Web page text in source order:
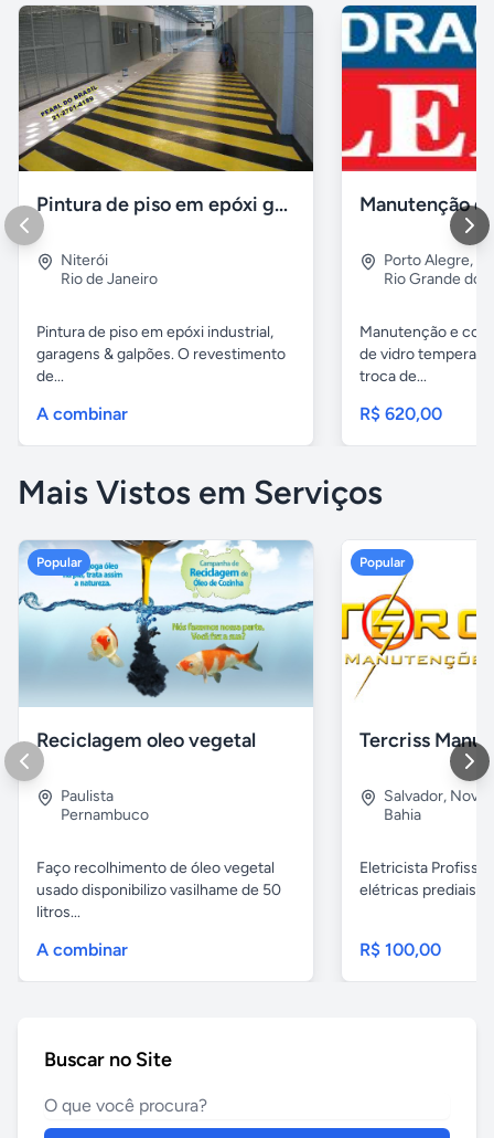
Pintura de piso em epóxi garagens Quadras & galpões
Niterói
Rio de Janeiro
Pintura de piso em epóxi industrial,
garagens & galpões. O revestimento
de...
A combinar
Porto Alegre,
Rio Grande do
Manutenção e
de vidro
troca de...
R$ 620,00
Mais Vistos em Serviços
Popular
Reciclagem oleo vegetal
Paulista
Pernambuco
Faço recolhimento de óleo vegetal
usado disponibilizo vasilhame de 50
litros...
A combinar
Popular
Salvador, Nova
Bahia
Eletricista
elétricas prediais e
R$ 100,00
Buscar no Site